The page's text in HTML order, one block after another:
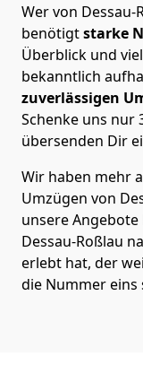
Wer von
benötigtstarke
Überblick und
bekanntlich
zuverlässigen
Schenke uns nur
übersenden Dir
Wir haben mehr
Umzügen von
unsere
Dessau-Roßlau
erlebt hat, der
die Nummer eins